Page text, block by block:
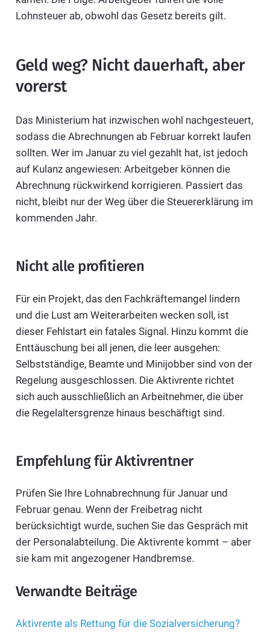
Lohnsteuer ab, obwohl das Gesetz bereits gilt.
Geld weg? Nicht dauerhaft, aber
vorerst
Das Ministerium hat inzwischen wohl nachgesteuert,
sodass die Abrechnungen ab Februar korrekt laufen
sollten. Wer im Januar zu viel gezahlt hat, ist jedoch
auf Kulanz angewiesen: Arbeitgeber können die
Abrechnung rückwirkend korrigieren. Passiert das
nicht, bleibt nur der Weg über die Steuererklärung im
kommenden Jahr.
Nicht alle profitieren
Für ein Projekt, das den Fachkräftemangel lindern
und die Lust am Weiterarbeiten wecken soll, ist
dieser Fehlstart ein fatales Signal. Hinzu kommt die
Enttäuschung bei all jenen, die leer ausgehen:
Selbstständige, Beamte und Minijobber sind von der
Regelung ausgeschlossen. Die Aktivrente richtet
sich auch ausschließlich an Arbeitnehmer, die über
die Regelaltersgrenze hinaus beschäftigt sind.
Empfehlung für Aktivrentner
Prüfen Sie Ihre Lohnabrechnung für Januar und
Februar genau. Wenn der Freibetrag nicht
berücksichtigt wurde, suchen Sie das Gespräch mit
der Personalabteilung. Die Aktivrente kommt – aber
sie kam mit angezogener Handbremse.
Verwandte Beiträge
Aktivrente als Rettung für die Sozialversicherung?